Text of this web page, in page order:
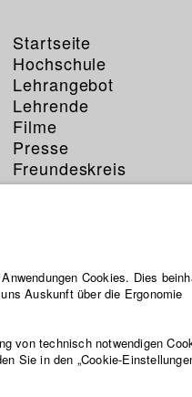
Startseite
Hochschule
Lehrangebot
Lehrende
Filme
Presse
Freundeskreis
Service
Cookies. Dies
Auskunft über die Ergonomie
von technisch notwendigen
Sie in den „Cookie-